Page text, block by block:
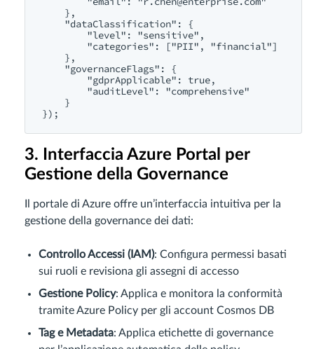
    },
    "dataClassification": {
        "level": "sensitive",
        "categories": ["PII", "financial"]
    },
    "governanceFlags": {
        "gdprApplicable": true,
        "auditLevel": "comprehensive"
    }
3. Interfaccia Azure Portal per
Gestione della Governance
Il portale di Azure offre un’interfaccia intuitiva per la
gestione della governance dei dati:
Controllo Accessi (IAM): Configura permessi basati
sui ruoli e revisiona gli assegni di accesso
Gestione Policy: Applica e monitora la conformità
tramite Azure Policy per gli account Cosmos DB
Tag e Metadata: Applica etichette di governance